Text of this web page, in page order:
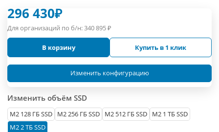
296 430₽
Для организаций по б/н:340 895₽
В корзину Купить в 1 клик
Изменить конфигурацию
Изменить объём SSD
М2 128 ГБ SSD M2 256 ГБ SSD M2 512 ГБ SSD
M2 1 ТБ SSD
M2 2 ТБ SSD